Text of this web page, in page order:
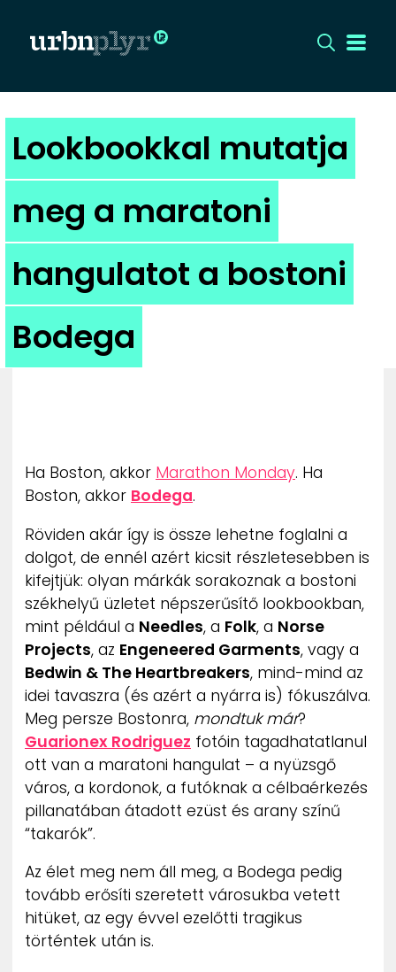
CÍMLAP
DIZÁJN
DIVAT
HIP
IMPRESSZUM
PR-ARCHÍVUM
ADATKEZELÉSI TÁJÉKOZTATÓ
Lookbookkal mutatja
meg a maratoni
hangulatot a bostoni
Bodega
Ha Boston, akkor Marathon Monday. Ha
Boston, akkor Bodega.
Röviden akár így is össze lehetne foglalni a
dolgot, de ennél azért kicsit részletesebben is
kifejtjük: olyan márkák sorakoznak a bostoni
székhelyű üzletet népszerűsítő lookbookban,
mint például a Needles, a Folk, a Norse
Projects, az Engeneered Garments, vagy a
Bedwin & The Heartbreakers, mind-mind az
idei tavaszra (és azért a nyárra is) fókuszálva.
Meg persze Bostonra, mondtuk már?
Guarionex Rodriguez fotóin tagadhatatlanul
ott van a maratoni hangulat – a nyüzsgő
város, a kordonok, a futóknak a célbaérkezés
pillanatában átadott ezüst és arany színű
“takarók”.
Az élet meg nem áll meg, a Bodega pedig
tovább erősíti szeretett városukba vetett
hitüket, az egy évvel ezelőtti tragikus
történtek után is.